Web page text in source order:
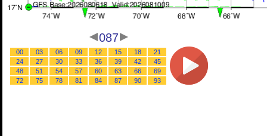
087
00 03 06 09 12 15 18
21
24
27 30 33 36 39 42
45
48
51 54 57 60 63 66
69
72
75 78 81 84 87 90 93